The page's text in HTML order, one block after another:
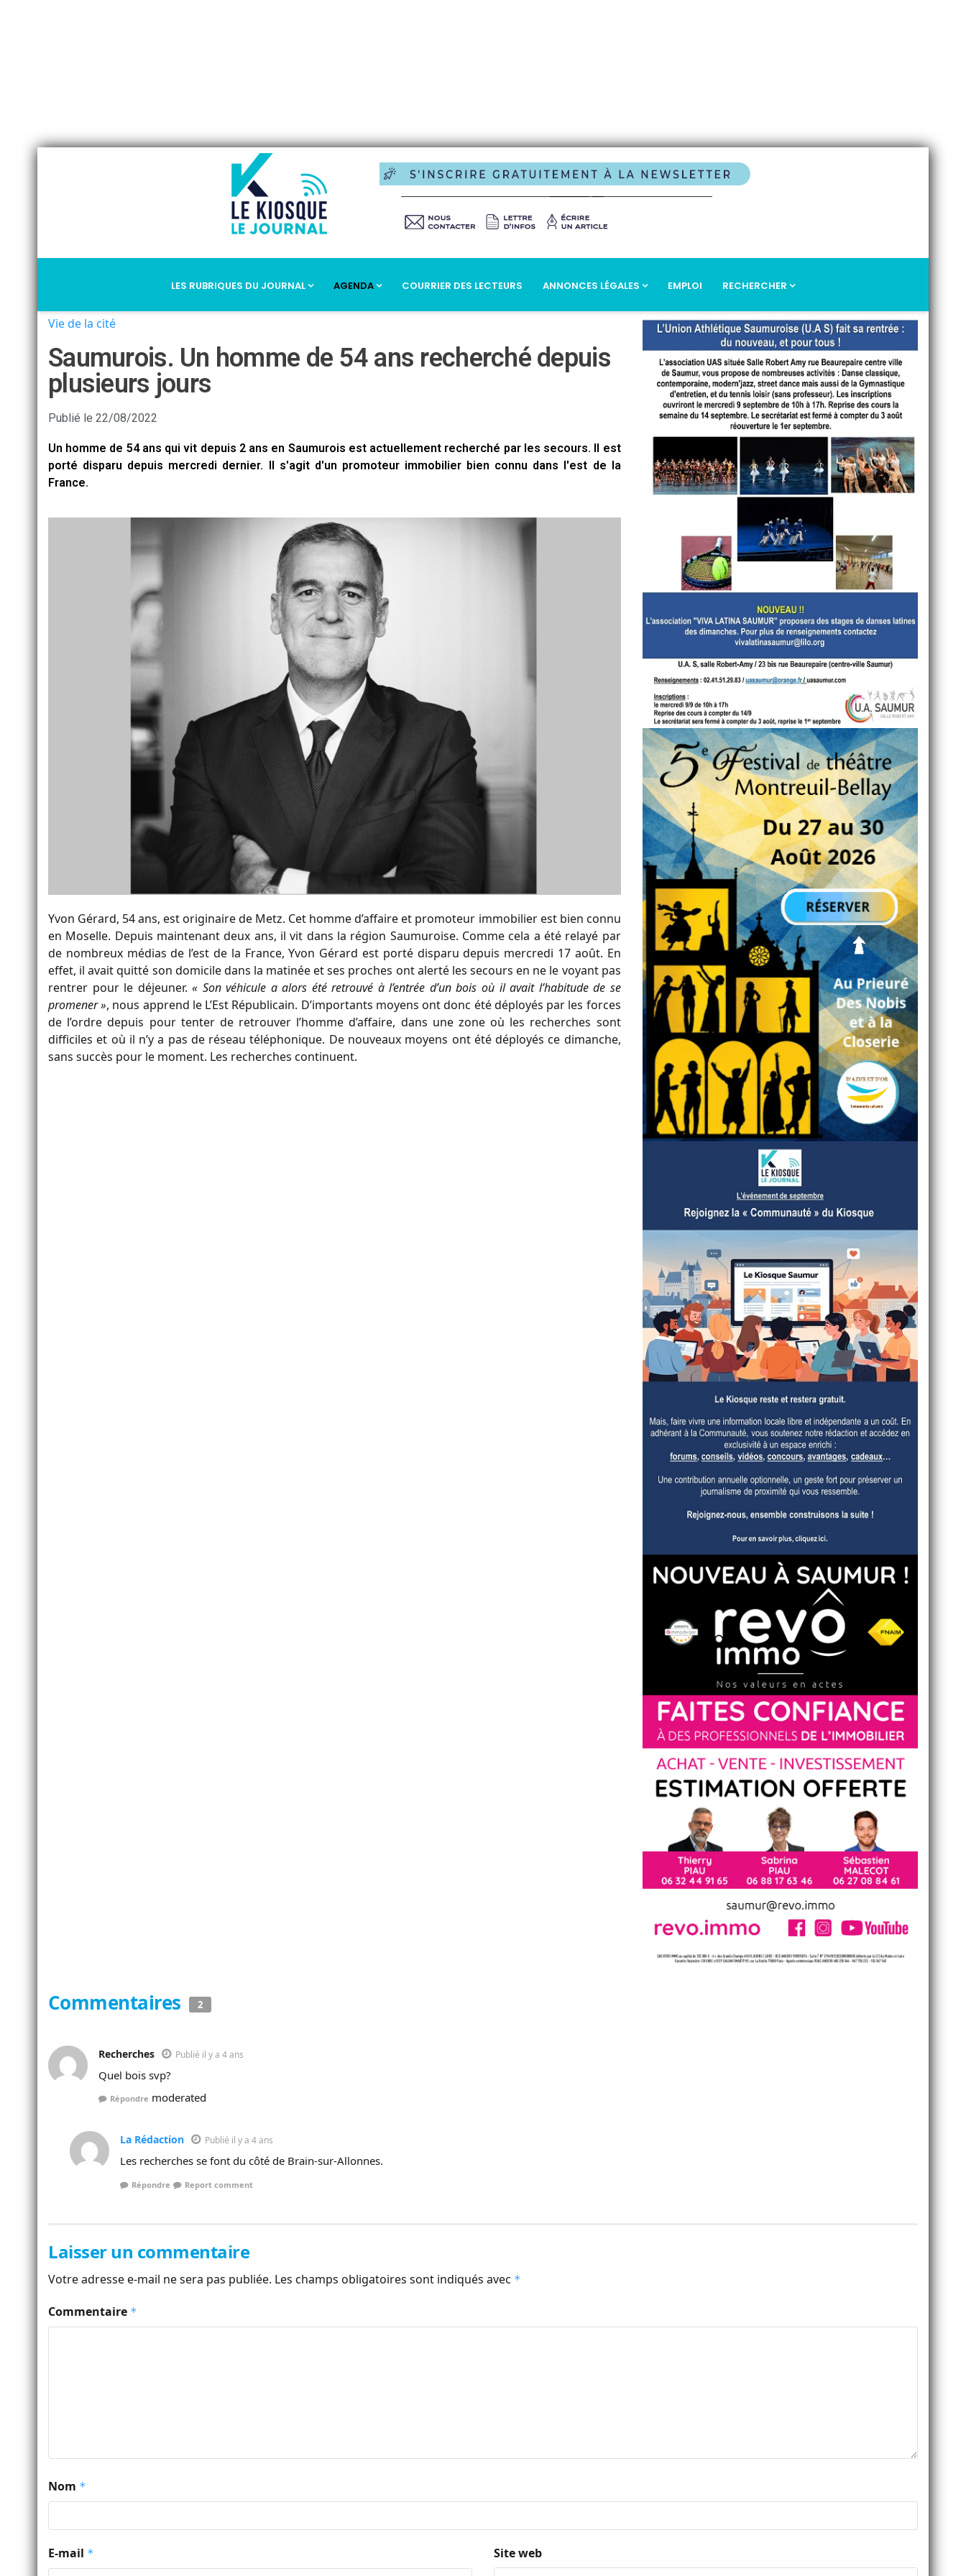
LES RUBRIQUES DU JOURNAL AGENDA COURRIER DES LECTEURS ANNONCES LÉGALES EMPLOI RECHERCHER
Vie de la cité
Saumurois. Un homme de 54 ans recherché depuis
plusieurs jours
Publié le 22/08/2022
Un homme de 54 ans qui vit depuis 2 ans en Saumurois est actuellement recherché par les secours. Il est
porté disparu depuis mercredi dernier. Il s'agit d'un promoteur immobilier bien connu dans l'est de la
France.
Yvon Gérard, 54 ans, est originaire de Metz. Cet homme d’affaire et promoteur immobilier est bien connu
en Moselle. Depuis maintenant deux ans, il vit dans la région Saumuroise. Comme cela a été relayé par
de nombreux médias de l’est de la France, Yvon Gérard est porté disparu depuis mercredi 17 août. En
effet, il avait quitté son domicile dans la matinée et ses proches ont alerté les secours en ne le voyant pas
rentrer pour le déjeuner.« Son véhicule a alors été retrouvé à l’entrée d’un bois où il avait l’habitude de se
promener », nous apprend le L’Est Républicain. D’importants moyens ont donc été déployés par les forces
de l’ordre depuis pour tenter de retrouver l’homme d’affaire, dans une zone où les recherches sont
difficiles et où il n’y a pas de réseau téléphonique. De nouveaux moyens ont été déployés ce dimanche,
sans succès pour le moment. Les recherches continuent.
Commentaires 2
Recherches Publié il y a 4 ans
Quel bois svp?
Répondre moderated
La Rédaction Publié il y a 4 ans
Les recherches se font du côté de Brain-sur-Allonnes.
Répondre Report comment
Laisser un commentaire
Votre adresse e-mail ne sera pas publiée. Les champs obligatoires sont indiqués avec *
Commentaire *
Nom *
E-mail * Site web